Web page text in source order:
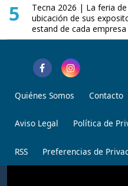
5
Tecna 2026 | La feria
ubicación de sus
estand de cada empresa
Quiénes Somos Contacto
Aviso Legal Política de
RSS Preferencias de